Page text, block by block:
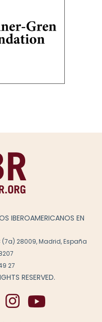
IBEROAMERICANOS EN
28009, Madrid, España
27
RESERVED.